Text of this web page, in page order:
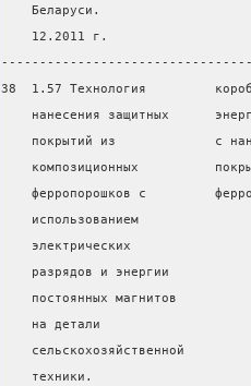
    Беларуси.
    12.2011 г.
38  1.57 Технология
нанесения защитных
покрытий из             с
композиционных
ферропорошков с
    использованием
    электрических
    разрядов и энергии
    постоянных магнитов
    на детали
    сельскохозяйственной
    техники.